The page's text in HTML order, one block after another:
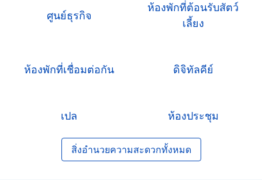
ศูนย์ธุรกิจ
ห้องพักที่ต้อนรับสัตว์
เลี้ยง
ห้องพักที่เชื่อมต่อกัน ดิจิทัลคีย์
เปล ห้องประชุม
สิ่งอํานวยความสะดวกทั้งหมด